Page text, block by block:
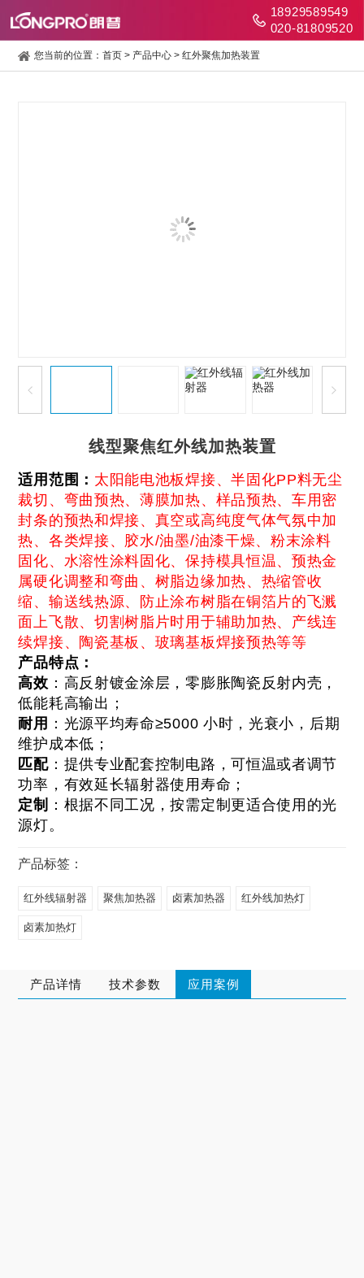
18929589549
020-81809520
您当前的位置：首页 > 产品中心 >红外聚焦加热装置
线型聚焦红外线加热装置
适用范围： 太阳能电池板焊接、半固化PP料无尘
裁切、弯曲预热、薄膜加热、样品预热、车用密
封条的预热和焊接、真空或高纯度气体气氛中加
热、各类焊接、胶水/油墨/油漆干燥、粉末涂料
固化、水溶性涂料固化、保持模具恒温、预热金
属硬化调整和弯曲、树脂边缘加热、热缩管收
缩、输送线热源、防止涂布树脂在铜箔片的飞溅
面上飞散、切割树脂片时用于辅助加热、产线连
续焊接、陶瓷基板、玻璃基板焊接预热等等
产品特点：
高效 ：高反射镀金涂层，零膨胀陶瓷反射内壳，
低能耗高输出；
耐用 ：光源平均寿命≥5000 小时，光衰小，后期
维护成本低；
匹配：提供专业配套控制电路，可恒温或者调节
功率，有效延长辐射器使用寿命；
定制
：根据不同工况，按需定制更适合使用的光
源灯。
产品标签：
红外线辐射器 聚焦加热器 卤素加热器 红外线加热灯
卤素加热灯
产品详情 技术参数 应用案例